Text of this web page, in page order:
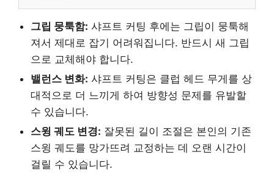
그립 뭉툭함: 샤프트 커팅 후에는 그립이 뭉툭해
져서 제대로 잡기 어려워집니다. 반드시 새 그립
으로 교체해야 합니다.
밸런스 변화: 샤프트 커팅은 클럽 헤드 무게를 상
대적으로 더 느끼게 하여 방향성 문제를 유발할
수 있습니다.
스윙 궤도 변경: 잘못된 길이 조절은 본인의 기존
스윙 궤도를 망가뜨려 교정하는 데 오랜 시간이
걸릴 수 있습니다.